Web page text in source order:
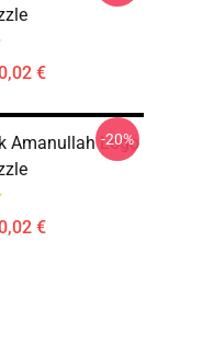
€
Amanullah Logo
€
-20%